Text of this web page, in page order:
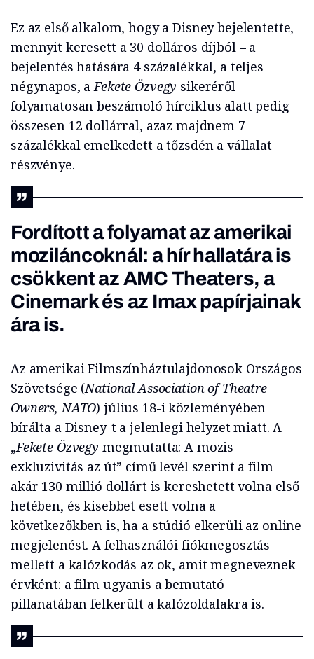
Ez az első alkalom, hogy a Disney bejelentette,
mennyit keresett a 30 dolláros díjból – a
bejelentés hatására 4 százalékkal, a teljes
négynapos, a Fekete Özvegy sikeréről
folyamatosan beszámoló hírciklus alatt pedig
összesen 12 dollárral, azaz majdnem 7
százalékkal emelkedett a tőzsdén a vállalat
részvénye.
Fordított a folyamat az amerikai
moziláncoknál: a hír hallatára is
csökkent az AMC Theaters, a
Cinemark és az Imax papírjainak
ára is.
Az amerikai Filmszínháztulajdonosok Országos
Szövetsége (National Association of Theatre
Owners, NATO) július 18-i közleményében
bírálta a Disney-t a jelenlegi helyzet miatt. A
„Fekete Özvegy megmutatta: A mozis
exkluzivitás az út” című levél szerint a film
akár 130 millió dollárt is kereshetett volna első
hetében, és kisebbet esett volna a
következőkben is, ha a stúdió elkerüli az online
megjelenést. A felhasználói fiókmegosztás
mellett a kalózkodás az ok, amit megneveznek
érvként: a film ugyanis a bemutató
pillanatában felkerült a kalózoldalakra is.